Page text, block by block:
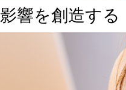
影響を創 造する